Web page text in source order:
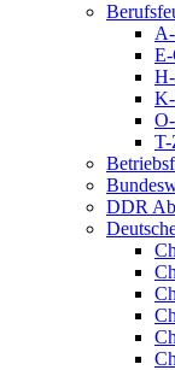
T-
DDR